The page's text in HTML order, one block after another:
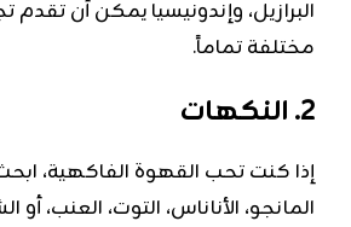
البرازيل، وإندونيسيا يمكن أن تقدم
مختلفة تماماً.
إذا كنت تحب القهوة الفاكهية، ابحث
المانجو، الأناناس، التوت، العنب، أو